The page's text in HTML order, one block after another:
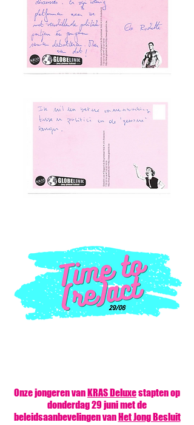
Onze jongeren vanKRAS Deluxestapten op
donderdag 29 juni met de
beleidsaanbevelingen vanHet Jong Besluit